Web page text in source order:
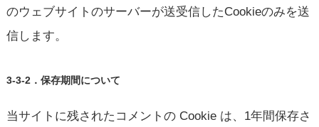
のウェブサイトのサーバーが送受信したCookieのみを送
信します。
3-3-2．保存期間について
当サイトに残されたコメントの Cookie は、1年間保存さ